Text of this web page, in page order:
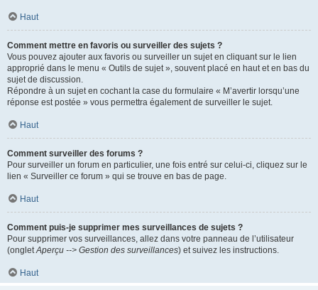
Haut
Comment mettre en favoris ou surveiller des sujets ?
Vous pouvez ajouter aux favoris ou surveiller un sujet en cliquant sur le lien
approprié dans le menu « Outils de sujet », souvent placé en haut et en bas du
sujet de discussion.
Répondre à un sujet en cochant la case du formulaire « M’avertir lorsqu’une
réponse est postée » vous permettra également de surveiller le sujet.
Haut
Comment surveiller des forums ?
Pour surveiller un forum en particulier, une fois entré sur celui-ci, cliquez sur le
lien « Surveiller ce forum » qui se trouve en bas de page.
Haut
Comment puis-je supprimer mes surveillances de sujets ?
Pour supprimer vos surveillances, allez dans votre panneau de l’utilisateur
(ongletAperçu --> Gestion des surveillances) et suivez les instructions.
Haut